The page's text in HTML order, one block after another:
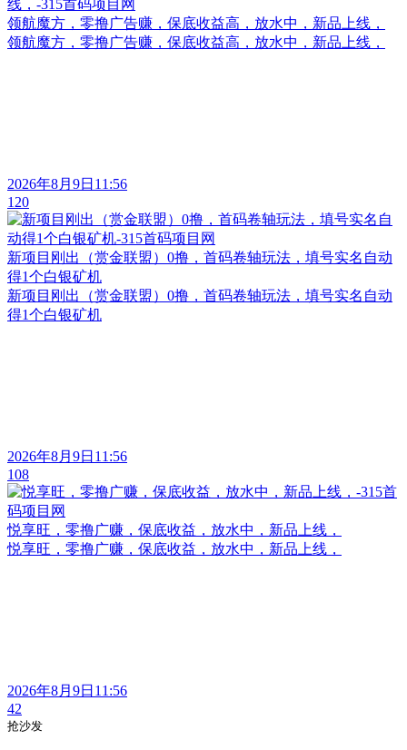
领航魔方，零撸广告赚，保底收益高，放水中，新品上线，
领航魔方，零撸广告赚，保底收益高，放水中，新品上线，
2026年8月9日11:56
120
新项目刚出（赏金联盟）0撸，首码卷轴玩法，填号实名自动
得1个白银矿机
新项目刚出（赏金联盟）0撸，首码卷轴玩法，填号实名自动
得1个白银矿机
2026年8月9日11:56
108
悦享旺，零撸广赚，保底收益，放水中，新品上线，
悦享旺，零撸广赚，保底收益，放水中，新品上线，
2026年8月9日11:56
42
抢沙发